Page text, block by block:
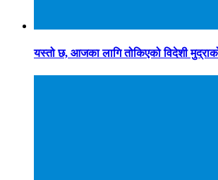
यस्तो छ, आजका लागि तोकिएको विदेशी